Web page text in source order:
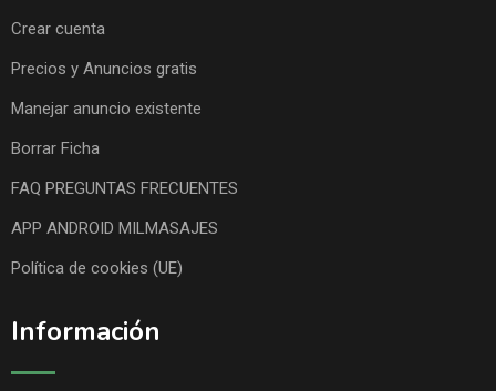
Crear cuenta
Precios y Anuncios gratis
Manejar anuncio existente
Borrar Ficha
FAQ PREGUNTAS FRECUENTES
APP ANDROID MILMASAJES
Política de cookies (UE)
Información